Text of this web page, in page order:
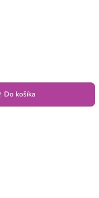
Do košíka